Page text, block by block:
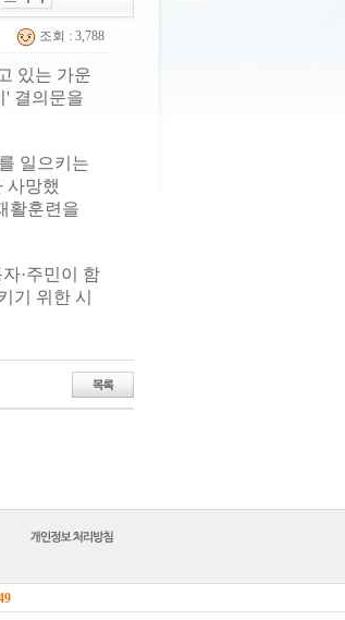
조회 : 3,788
있는 가운
' 결의문을
일으키는
사망했
활훈련을
·주민이 함
기 위한 시